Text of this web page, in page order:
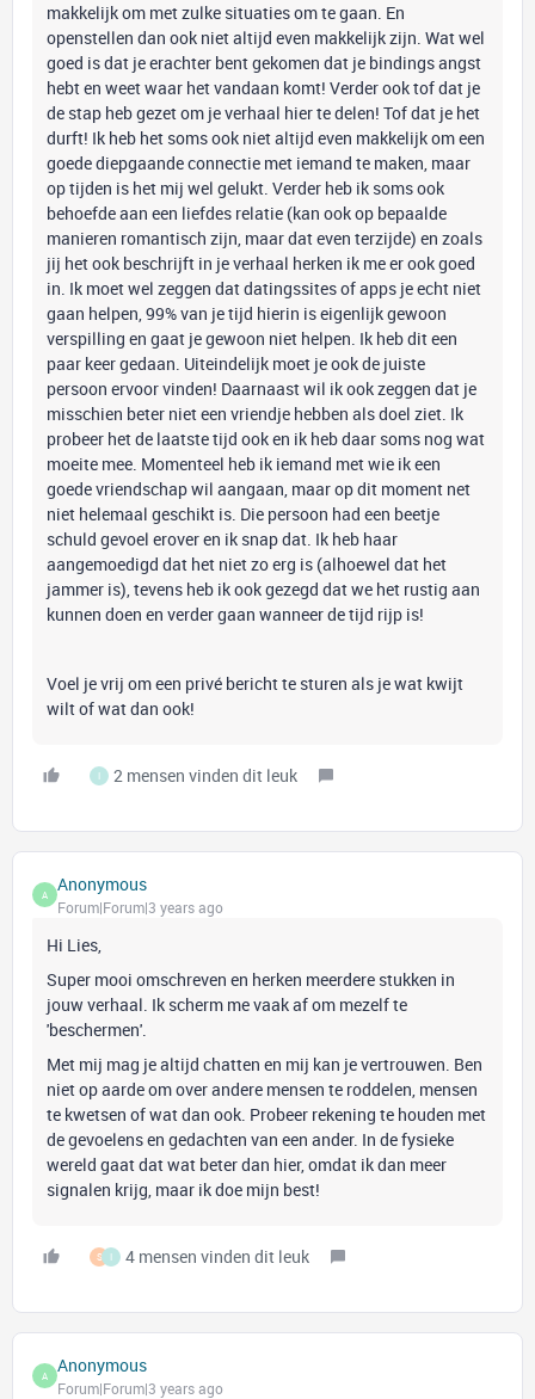
makkelijk om met zulke situaties om te gaan. En
openstellen dan ook niet altijd even makkelijk zijn. Wat wel
goed is dat je erachter bent gekomen dat je bindings angst
hebt en weet waar het vandaan komt! Verder ook tof dat je
de stap heb gezet om je verhaal hier te delen! Tof dat je het
durft! Ik heb het soms ook niet altijd even makkelijk om een
goede diepgaande connectie met iemand te maken, maar
op tijden is het mij wel gelukt. Verder heb ik soms ook
behoefde aan een liefdes relatie (kan ook op bepaalde
manieren romantisch zijn, maar dat even terzijde) en zoals
jij het ook beschrijft in je verhaal herken ik me er ook goed
in. Ik moet wel zeggen dat datingssites of apps je echt niet
gaan helpen, 99% van je tijd hierin is eigenlijk gewoon
verspilling en gaat je gewoon niet helpen. Ik heb dit een
paar keer gedaan. Uiteindelijk moet je ook de juiste
persoon ervoor vinden! Daarnaast wil ik ook zeggen dat je
misschien beter niet een vriendje hebben als doel ziet. Ik
probeer het de laatste tijd ook en ik heb daar soms nog wat
moeite mee. Momenteel heb ik iemand met wie ik een
goede vriendschap wil aangaan, maar op dit moment net
niet helemaal geschikt is. Die persoon had een beetje
schuld gevoel erover en ik snap dat. Ik heb haar
aangemoedigd dat het niet zo erg is (alhoewel dat het
jammer is), tevens heb ik ook gezegd dat we het rustig aan
kunnen doen en verder gaan wanneer de tijd rijp is!
Voel je vrij om een privé bericht te sturen als je wat kwijt
wilt of wat dan ook!
I 2 mensen vinden dit leuk
A Anonymous
Forum|Forum|3 years ago
Hi Lies,
Super mooi omschreven en herken meerdere stukken in
jouw verhaal. Ik scherm me vaak af om mezelf te
'beschermen'.
Met mij mag je altijd chatten en mij kan je vertrouwen. Ben
niet op aarde om over andere mensen te roddelen, mensen
te kwetsen of wat dan ook. Probeer rekening te houden met
de gevoelens en gedachten van een ander. In de fysieke
wereld gaat dat wat beter dan hier, omdat ik dan meer
signalen krijg, maar ik doe mijn best!
S I 4 mensen vinden dit leuk
A Anonymous
Forum|Forum|3 years ago